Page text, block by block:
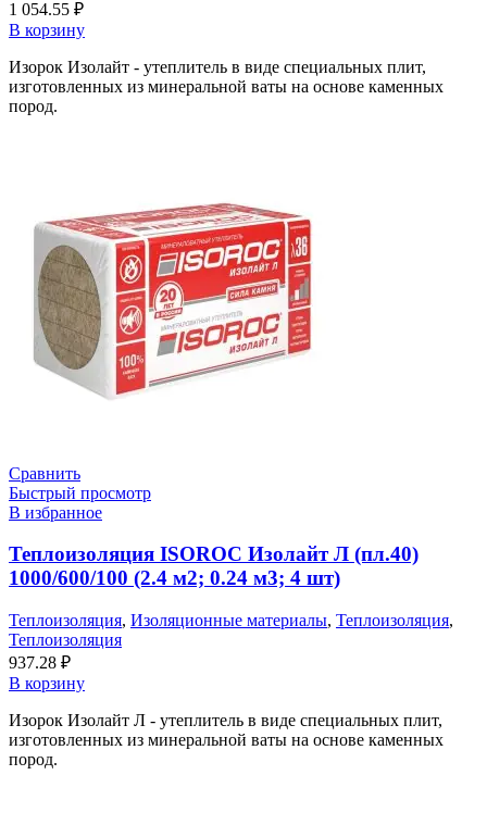
1 054.55 ₽
В корзину
Изорок Изолайт - утеплитель в виде специальных плит,
изготовленных из минеральной ваты на основе каменных
пород.
Сравнить
Быстрый просмотр
В избранное
Теплоизоляция ISOROC Изолайт Л (пл.40)
1000/600/100 (2.4 м2; 0.24 м3; 4 шт)
Теплоизоляция, Изоляционные материалы, Теплоизоляция,
Теплоизоляция
937.28 ₽
В корзину
Изорок Изолайт Л - утеплитель в виде специальных плит,
изготовленных из минеральной ваты на основе каменных
пород.